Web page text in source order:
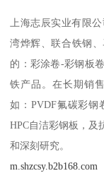
上海志辰实业有限
湾烨辉、联合铁钢
的：彩涂卷-彩钢板
铁产品。在长期销
如：PVDF氟碳彩钢
HPC自洁彩钢板，及
和深刻研究。
m.shzcsy.b2b168.com